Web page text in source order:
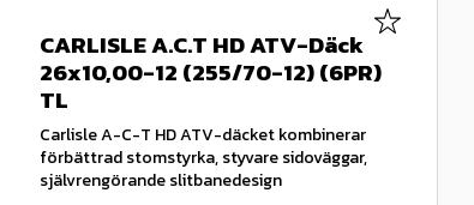
CARLISLE A.C.T HD ATV-Däck
26x10,00-12 (255/70-12) (6PR)
TL
Carlisle A-C-T HD ATV-däcket kombinerar
förbättrad stomstyrka, styvare sidoväggar,
självrengörande slitbanedesign
Lägg till